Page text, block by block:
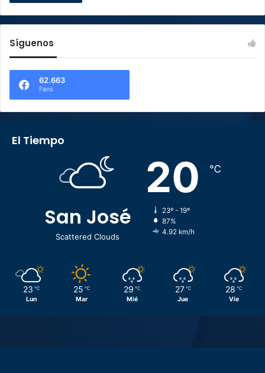
Síguenos
62.663
Fans
El Tiempo
San José
Scattered Clouds
20 ℃
23º - 19º
87%
4.92 km/h
23 ℃
Lun
25 ℃
Mar
29 ℃
Mié
27 ℃
Jue
28 ℃
Vie